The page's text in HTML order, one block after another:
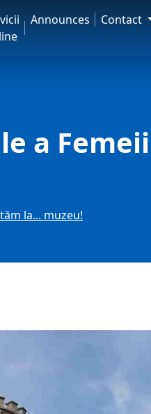
Announces Contact
a
la... muzeu!